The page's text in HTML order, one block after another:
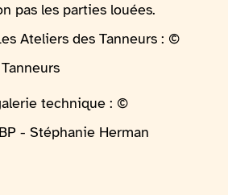
pas les parties louées.
Ateliers des Tanneurs : ©
technique : ©
- Stéphanie Herman